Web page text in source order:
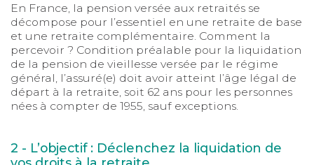
En France, la pension versée aux retraités se
décompose pour l’essentiel en une retraite de base
et une retraite complémentaire. Comment la
percevoir ? Condition préalable pour la liquidation
de la pension de vieillesse versée par le régime
général, l’assuré(e) doit avoir atteint l’âge légal de
départ à la retraite, soit 62 ans pour les personnes
nées à compter de 1955, sauf exceptions.
2 - L’objectif : Déclenchez la liquidation de